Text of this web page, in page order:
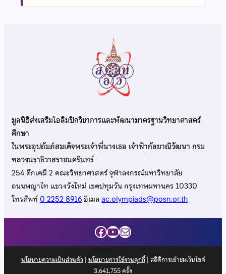
มูลนิธิส่งเสริมโอลิมปิกวิชาการและพัฒนามาตรฐานวิทยาศาสตร์
ศึกษา
ในพระอุปถัมภ์สมเด็จพระเจ้าพี่นางเธอ เจ้าฟ้ากัลยาณิวัฒนา กรม
หลวงนราธิวาสราชนครินทร์
254 ตึกเคมี 2 คณะวิทยาศาสตร์ จุฬาลงกรณ์มหาวิทยาลัย
ถนนพญาไท แขวงวังใหม่ เขตปทุมวัน กรุงเทพมหานคร 10330
โทรศัพท์0 2252 8916อีเมลac.olympiads@posn.or.th
Facebook
YouTube
Mail
นโยบายความเป็นส่วนตัว| นโยบายการใช้งานคุกกี้| สถิติการเข้าชมเว็บไซต์
3,641,755ครั้ง